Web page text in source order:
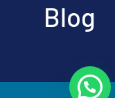
Blog